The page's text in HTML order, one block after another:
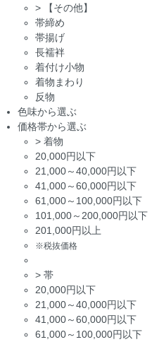
>
【その他】
帯締め
帯揚げ
長襦袢
着付け小物
着物まわり
反物
色味から選ぶ
価格帯から選ぶ
> 着物
20,000円以下
21,000～40,000円以下
41,000～60,000円以下
61,000～100,000円以下
101,000～200,000円以下
201,000円以上
※税抜価格
> 帯
20,000円以下
21,000～40,000円以下
41,000～60,000円以下
61,000～100,000円以下